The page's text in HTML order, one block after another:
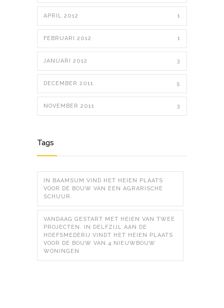
APRIL 2012 1
FEBRUARI 2012 1
JANUARI 2012 3
DECEMBER 2011 5
NOVEMBER 2011 3
Tags
IN BAAMSUM VIND HET HEIEN PLAATS
VOOR DE BOUW VAN EEN AGRARISCHE
SCHUUR.
VANDAAG GESTART MET HEIEN VAN TWEE
PROJECTEN. IN DELFZIJL AAN DE
HOEFSMEDERIJ VINDT HET HEIEN PLAATS
VOOR DE BOUW VAN 4 NIEUWBOUW
WONINGEN